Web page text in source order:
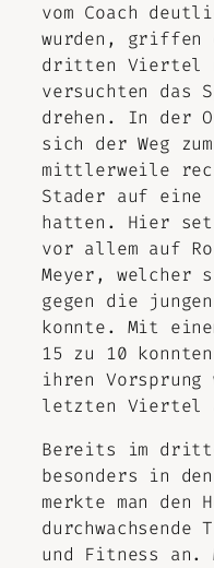
vom Coach
wurden, griffen
dritten Viertel
versuchten das
drehen. In der
sich der Weg
mittlerweile
Stader auf eine
hatten. Hier
vor allem auf
Meyer, welcher
gegen die
konnte. Mit
15 zu 10
ihren
letzten Viertel
Bereits im
besonders in
merkte man den
und Fitness an.